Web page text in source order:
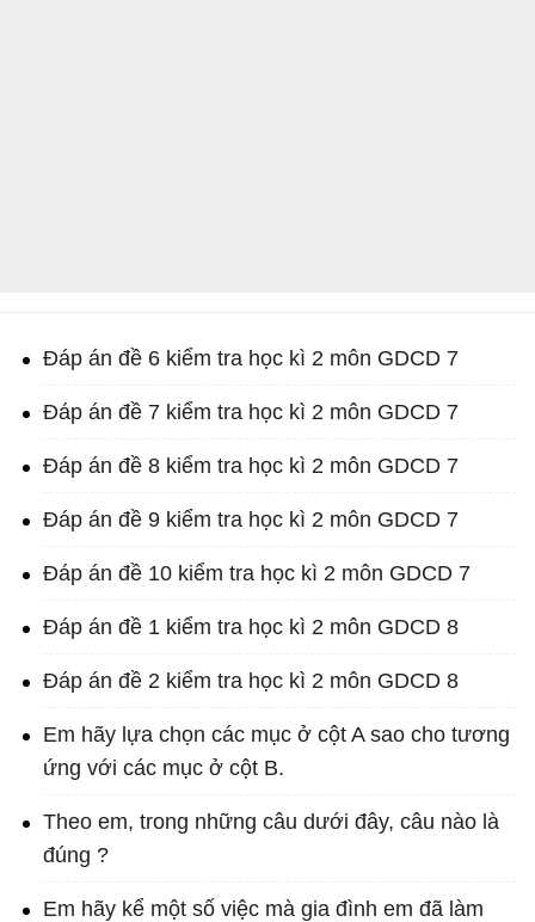
Đáp án đề 6 kiểm tra học kì 2 môn GDCD 7
Đáp án đề 7 kiểm tra học kì 2 môn GDCD 7
Đáp án đề 8 kiểm tra học kì 2 môn GDCD 7
Đáp án đề 9 kiểm tra học kì 2 môn GDCD 7
Đáp án đề 10 kiểm tra học kì 2 môn GDCD 7
Đáp án đề 1 kiểm tra học kì 2 môn GDCD 8
Đáp án đề 2 kiểm tra học kì 2 môn GDCD 8
Em hãy lựa chọn các mục ở cột A sao cho tương
ứng với các mục ở cột B.
Theo em, trong những câu dưới đây, câu nào là
đúng ?
Em hãy kể một số việc mà gia đình em đã làm